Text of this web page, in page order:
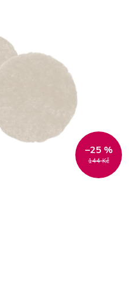
144 Kč
–25 %